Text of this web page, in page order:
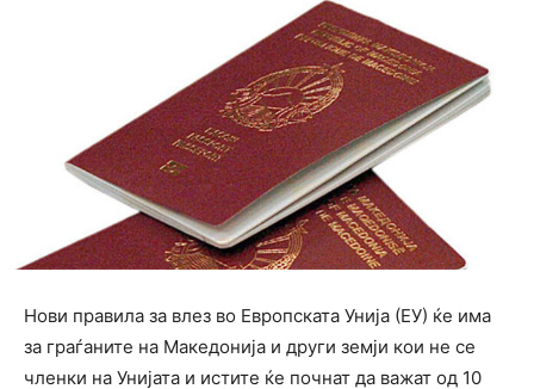
Нови правила за влез во Европската Унија (ЕУ) ќе има
за граѓаните на Македонија и други земји кои не се
членки на Унијата и истите ќе почнат да важат од 10